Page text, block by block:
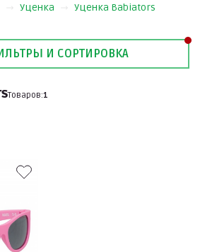
Уценка Уценка Babiators
И СОРТИРОВКА
Товаров:1